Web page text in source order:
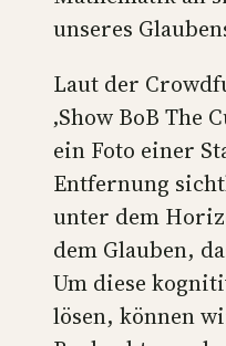
unseres
Laut der
‚Show BoB The
ein Foto einer
Entfernung
unter dem
dem Glauben,
Um diese
lösen, können